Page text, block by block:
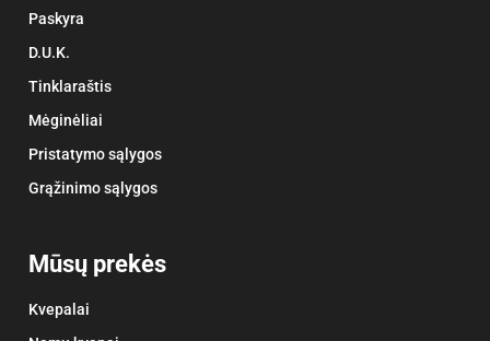
Paskyra
D.U.K.
Tinklaraštis
Mėginėliai
Pristatymo sąlygos
Grąžinimo sąlygos
Mūsų prekės
Kvepalai